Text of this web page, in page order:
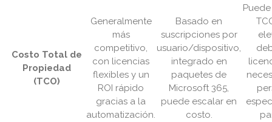
Costo Total de
Propiedad
(TCO)
Generalmente
más
competitivo,
con licencias
flexibles y un
ROI rápido
gracias a la
automatización.
Basado en
suscripciones por
usuario/dispositivo,
integrado en
paquetes de
Microsoft 365,
puede escalar en
costo.